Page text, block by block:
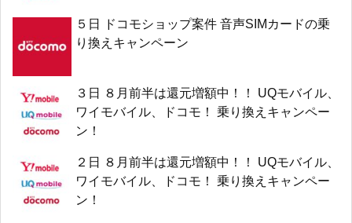
５日 ドコモショップ案件 音声SIMカードの乗
り換えキャンペーン
３日 ８月前半は還元増額中！！ UQモバイル、
ワイモバイル、ドコモ！ 乗り換えキャンペー
ン！
２日 ８月前半は還元増額中！！ UQモバイル、
ワイモバイル、ドコモ！ 乗り換えキャンペー
ン！